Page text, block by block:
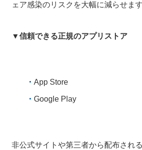
ェア感染のリスクを大幅に減らせます
▼信頼できる正規のアプリストア
App Store
Google Play
非公式サイトや第三者から配布され